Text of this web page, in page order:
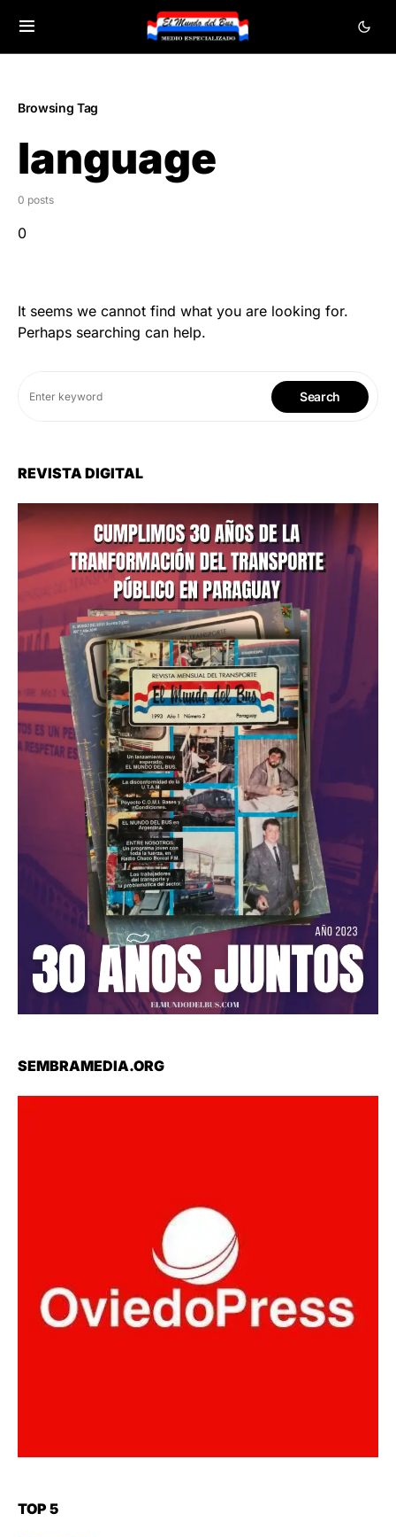
Browsing Tag
language
0 posts
0
It seems we cannot find what you are looking for.
Perhaps searching can help.
Search
REVISTA DIGITAL
SEMBRAMEDIA.ORG
TOP 5